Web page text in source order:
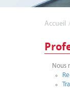
Accueil
Nous